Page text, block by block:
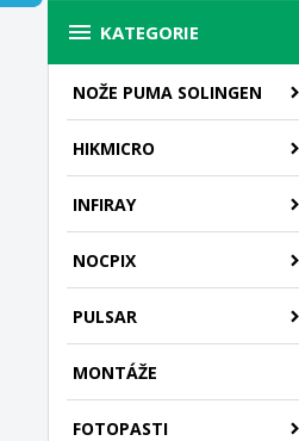
 KATEGORIE
NOŽE PUMA SOLINGEN
HIKMICRO
INFIRAY
NOCPIX
PULSAR
MONTÁŽE
FOTOPASTI